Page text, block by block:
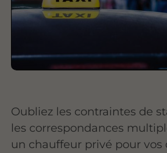
Oubliez les contraintes de
les correspondances
un chauffeur privé pour vos